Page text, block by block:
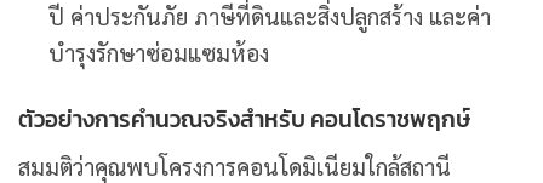
ปี ค่าประกันภัย ภาษีที่ดินและสิ่งปลูกสร้าง และค่า
บำรุงรักษาซ่อมแซมห้อง
ตัวอย่างการคำนวณจริงสำหรับ คอนโดราชพฤกษ์
สมมติว่าคุณพบโครงการคอนโดมิเนียมใกล้สถานี